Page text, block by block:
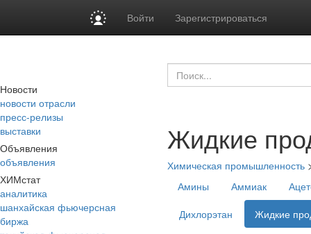
Войти Зарегистрироваться
Новости
новости отрасли
пресс-релизы
выставки
Объявления
объявления
ХИМстат
аналитика
шанхайская фьючерсная
биржа
Жидкие
Химическая промышленность
Амины
Аммиак
Дихлорэтан
Жидкие